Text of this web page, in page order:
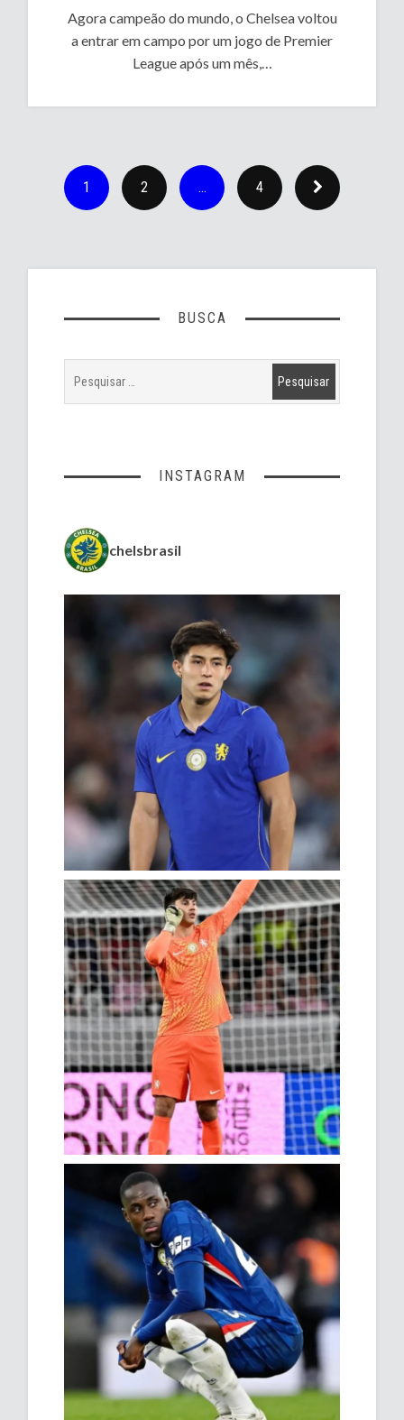
Agora campeão do mundo, o Chelsea voltou
a entrar em campo por um jogo de Premier
League após um mês,…
1 2 … 4
BUSCA
INSTAGRAM
chelsbrasil